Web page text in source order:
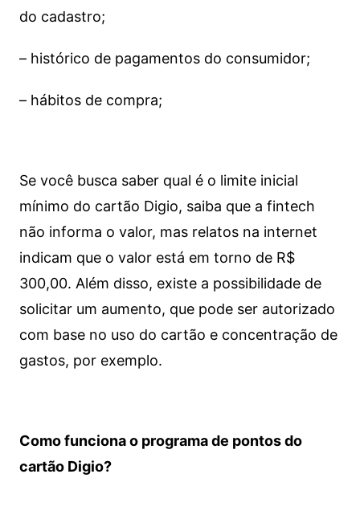
do cadastro;
– histórico de pagamentos do consumidor;
– hábitos de compra;
Se você busca saber qual é o limite inicial
mínimo do cartão Digio, saiba que a fintech
não informa o valor, mas relatos na internet
indicam que o valor está em torno de R$
300,00. Além disso, existe a possibilidade de
solicitar um aumento, que pode ser autorizado
com base no uso do cartão e concentração de
gastos, por exemplo.
Como funciona o programa de pontos do
cartão Digio?